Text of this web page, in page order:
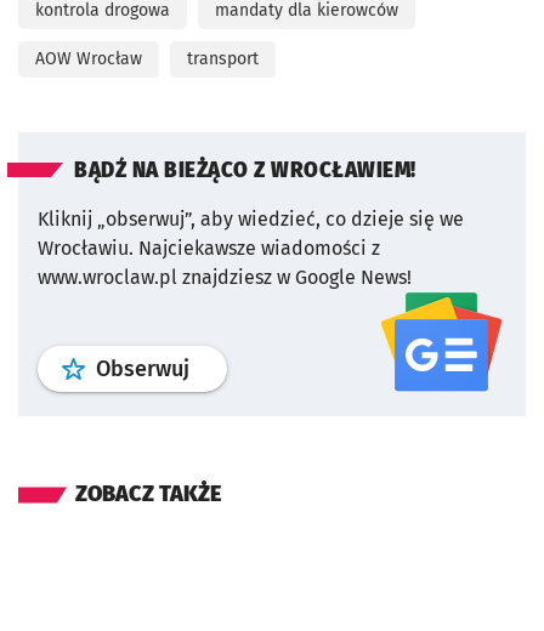
kontrola drogowa mandaty dla kierowców
AOW Wrocław transport
BĄDŹ NA BIEŻĄCO Z WROCŁAWIEM!
Kliknij „obserwuj”, aby wiedzieć, co dzieje się we
Wrocławiu. Najciekawsze wiadomości z
www.wroclaw.pl znajdziesz w Google News!
Obserwuj profil serwisu
ZOBACZ TAKŻE